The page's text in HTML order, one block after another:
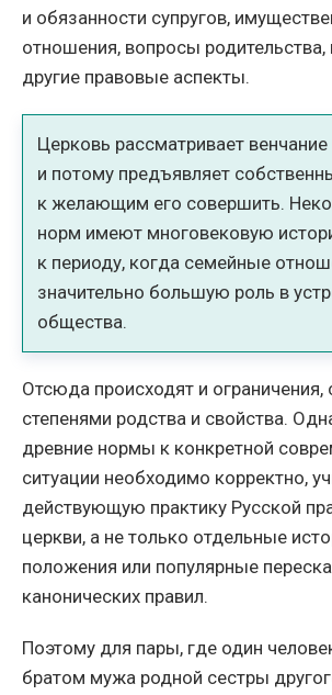
и обязанности супругов,
отношения, вопросы родительства,
другие правовые аспекты.
Церковь рассматривает венчание
и потому предъявляет
к желающим его совершить.
норм имеют многовековую
к периоду, когда семейные
значительно большую роль в
общества.
Отсюда происходят и ограничения,
степенями родства и свойства.
древние нормы к конкретной
ситуации необходимо корректно,
действующую практику Русской
церкви, а не только отдельные
положения или популярные
канонических правил.
Поэтому для пары, где один
братом мужа родной сестры